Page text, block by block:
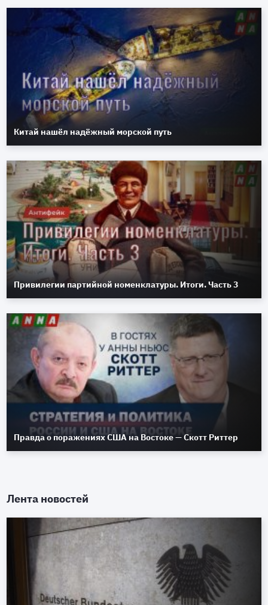
Китай нашёл надёжный морской путь
Привилегии партийной номенклатуры. Итоги. Часть 3
Правда о поражениях США на Востоке — Скотт Риттер
Лента новостей